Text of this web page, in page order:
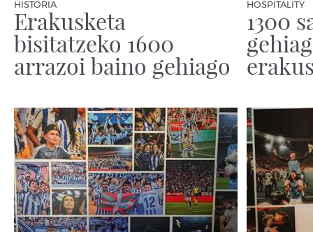
HISTORIA
Erakusketa
bisitatzeko 1600
arrazoi baino gehiago
HOSPITALITY
1300